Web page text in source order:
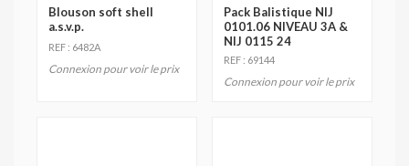
Blouson soft shell
a.s.v.p.
REF : 6482A
Connexion pour voir le prix
Pack Balistique NIJ
0101.06 NIVEAU 3A &
NIJ 0115 24
REF : 69144
Connexion pour voir le prix